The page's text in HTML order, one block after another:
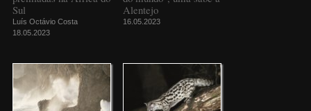
Sul
Luís Octávio Costa
18.05.2023
Alentejo
16.05.2023